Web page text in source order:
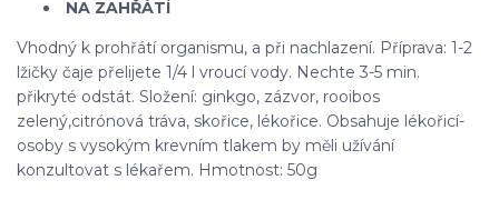
NA ZAHŘÁTÍ
Vhodný k prohřátí organismu, a při nachlazení. Příprava: 1-2
lžičky čaje přelijete 1/4 l vroucí vody. Nechte 3-5 min.
přikryté odstát. Složení: ginkgo, zázvor, rooibos
zelený,citrónová tráva, skořice, lékořice. Obsahuje lékořicí-
osoby s vysokým krevním tlakem by měli užívání
konzultovat s lékařem. Hmotnost: 50g